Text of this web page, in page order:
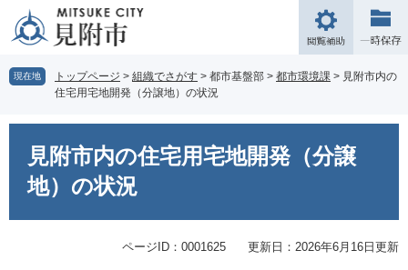
の
先
で
ー
を
ば
へ
閲
覧
補
現在地 トップページ > 組織でさがす > 都市基盤部 > 都市環境課 > 見附市内の
住宅用宅地開発（分譲地）の状況
見附市内の住宅用宅地開発（分譲
地）の状況
ページID：0001625 更新日：2026年6月16日更新